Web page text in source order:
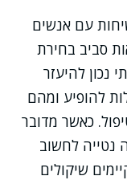
עם אנשים
סביב בחירת
להיעזר
להופיע ומהם
כאשר מדובר
נטייה לחשוב
שיקולים